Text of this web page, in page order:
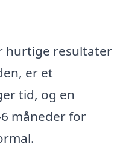
hurtige resultater
er et
tid, og en
måneder for